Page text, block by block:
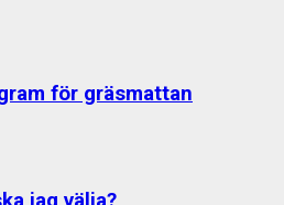
för gräsmattan